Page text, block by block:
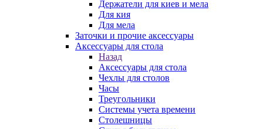
Держатели для киев и мела
Для кия
Для мела
Заточки и прочие аксессуары
Аксессуары для стола
Назад
Аксессуары для стола
Чехлы для столов
Часы
Треугольники
Системы учета времени
Столешницы